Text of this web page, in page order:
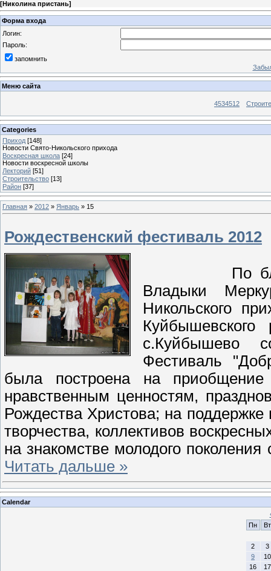
[Николина пристань]
Форма входа
Логин:
Пароль:
запомнить
Меню сайта
4534512
Categories
Приход [148]
Новости Свято-Никольского прихода
Воскресная школа [24]
Новости воскресной школы
Лекторий [51]
Строительство [13]
Район [37]
Главная » 2012 » Январь » 15
Рождественский фестиваль 2012
По
Владыки
Никольского
с.Куйбышево
Фестиваль
была построена на
нравственным ценностям,
Рождества Христова; на поддержке
творчества, коллективов
на знакомстве молодого
Читать дальше »
Calendar
Пн
Вт
2
3
9
10
16
17